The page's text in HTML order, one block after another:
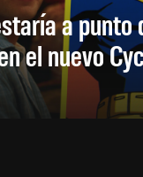
a punto
el nuevo